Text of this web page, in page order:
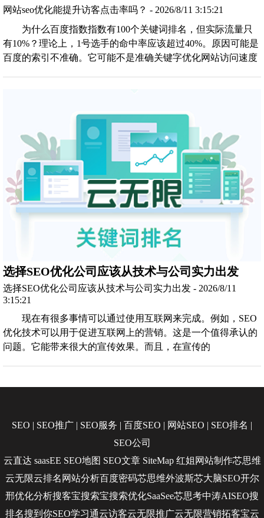
网站seo优化能提升访客点击率吗？ - 2026/8/11 3:15:21
为什么百度指数指数有100个关键词排名，但实际流量只
有10%？理论上，1号选手的命中率应该超过40%。原因可能是
百度的索引不准确。它可能不是准确关键字优化网站访问速度
选择SEO优化公司应该从技术与公司实力出发
选择SEO优化公司应该从技术与公司实力出发 - 2026/8/11
3:15:21
现在有很多事情可以通过使用互联网来完成。例如，SEO
优化技术可以用于促进互联网上的营销。这是一个值得承认的
问题。它能带来很大的宣传效果。而且，在宣传的
SEO | SEO推广 | SEO服务 | 百度SEO | 网站SEO | SEO排名 |
SEO公司
云直达 saasEE SEO地图 SEO文章 SiteMap 红姐网站制作芯思维
云无限云排名 网站分析百度密码芯思维外波斯芯大脑SEO开尔
邢优化分析搜客宝搜索宝搜索优化SaaSee芯思考中涛AISEO搜
排名搜到你SEO学习通云访客云无限推广云无限营销拓客宝云